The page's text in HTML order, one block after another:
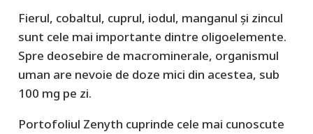
Fierul, cobaltul, cuprul, iodul, manganul și zincul
sunt cele mai importante dintre oligoelemente.
Spre deosebire de macrominerale, organismul
uman are nevoie de doze mici din acestea, sub
100 mg pe zi.
Portofoliul Zenyth cuprinde cele mai cunoscute